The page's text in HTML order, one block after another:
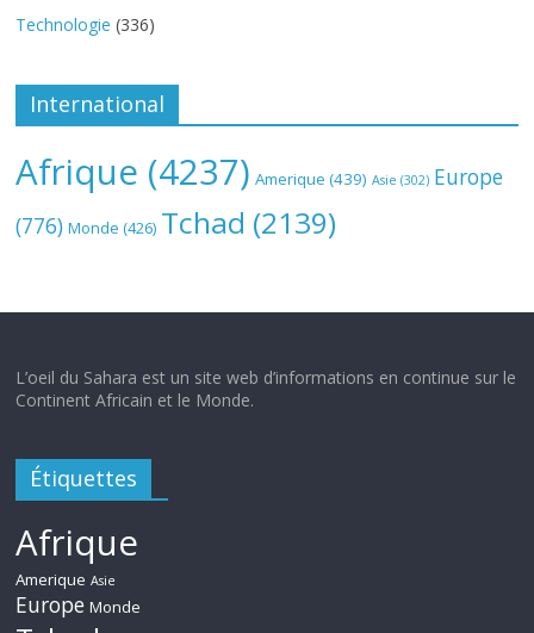
Technologie (336)
International
Afrique (4237) Amerique (439) Asie (302) Europe
(776) Monde (426) Tchad (2139)
L’oeil du Sahara est un site web d’informations en continue sur le
Continent Africain et le Monde.
Étiquettes
Afrique
Amerique Asie
Europe Monde